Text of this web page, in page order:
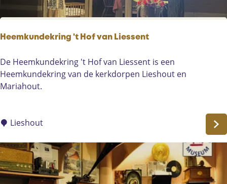
m
N
s
t
a
e
Heemkundekring 't Hof van Liessent
H
e
e
u
d
e
k
De Heemkundekring 't Hof van Liessent is een
Heemkundekring van de kerkdorpen Lieshout en
Mariahout.
Lieshout